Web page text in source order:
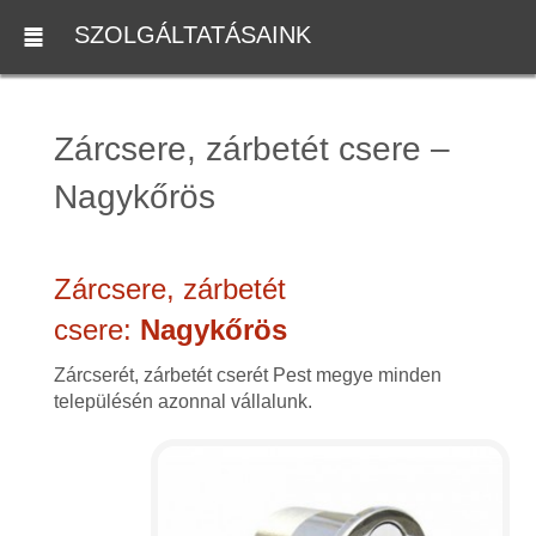
SZOLGÁLTATÁSAINK
Zárcsere, zárbetét csere –
Nagykőrös
Zárcsere, zárbetét
csere: Nagykőrös
Zárcserét, zárbetét cserét Pest megye minden
településén azonnal vállalunk.